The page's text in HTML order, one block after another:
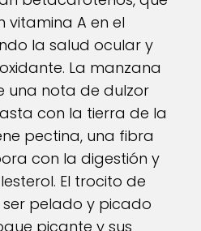
vitamina A en el
la salud ocular y
La manzana
una nota de dulzor
con la tierra de la
pectina, una fibra
con la digestión y
El trocito de
pelado y picado
picante y sus